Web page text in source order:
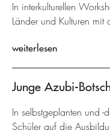
In interkulturellen
Länder und Kulturen mit
weiterlesen
Junge Azubi-
In selbstgeplanten und -
Schüler auf die